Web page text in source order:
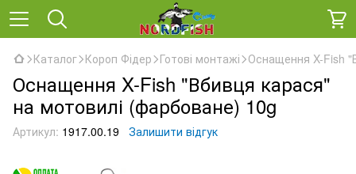
Каталог Короп Фідер Готові монтажі Оснащення X-Fish
Оснащення X-Fish "Вбивця карася"
на мотовилі (фарбоване) 10g
Артикул: 1917.00.19 Залишити відгук